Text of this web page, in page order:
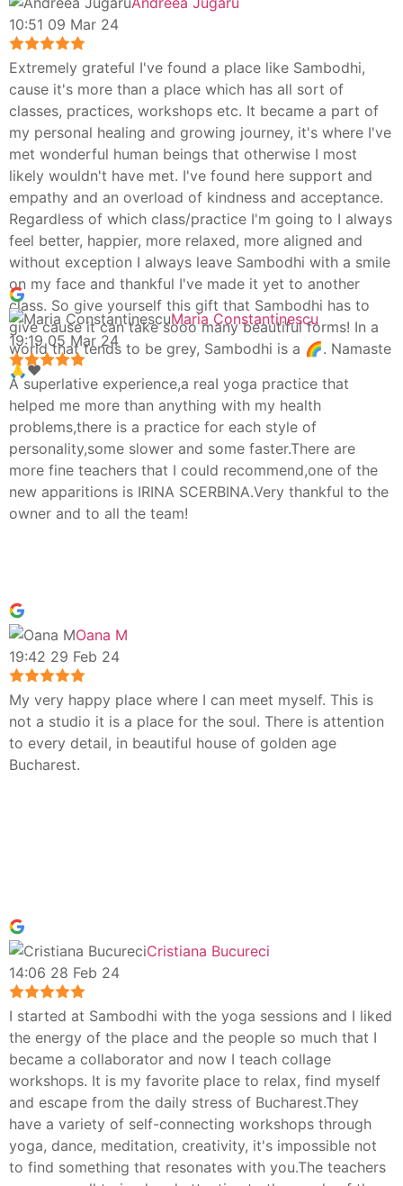
10:51 09 Mar 24
Extremely grateful I've found a place like Sambodhi,
cause it's more than a place which has all sort of
classes, practices, workshops etc. It became a part of
my personal healing and growing journey, it's where I've
met wonderful human beings that otherwise I most
likely wouldn't have met. I've found here support and
empathy and an overload of kindness and acceptance.
Regardless of which class/practice I'm going to I always
feel better, happier, more relaxed, more aligned and
without exception I always leave Sambodhi with a smile
on my face and thankful I've made it yet to another
class. So give yourself this gift that Sambodhi has to
give cause it can take sooo many beautiful forms! In a
world that tends to be grey, Sambodhi is a 🌈. Namaste
🙏❤️
Maria Constantinescu
19:19 05 Mar 24
A superlative experience,a reaI yoga practice that
helped me more than anything with my health
problems,there is a practice for each style of
personality,some slower and some faster.There are
more fine teachers that I could recommend,one of the
new apparitions is IRINA SCERBINA.Very thankful to the
owner and to all the team!
Oana M
19:42 29 Feb 24
My very happy place where I can meet myself. This is
not a studio it is a place for the soul. There is attention
to every detail, in beautiful house of golden age
Bucharest.
Cristiana Bucureci
14:06 28 Feb 24
I started at Sambodhi with the yoga sessions and I liked
the energy of the place and the people so much that I
became a collaborator and now I teach collage
workshops. It is my favorite place to relax, find myself
and escape from the daily stress of Bucharest.They
have a variety of self-connecting workshops through
yoga, dance, meditation, creativity, it's impossible not
to find something that resonates with you.The teachers